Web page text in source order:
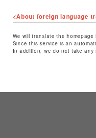
<About foreign language
We will translate the
Since this service is an
In addition, we do not take any